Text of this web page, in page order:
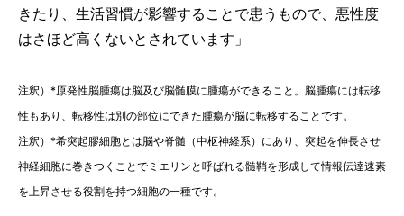
きたり、生活習慣が影響することで患うもので、悪性度
はさほど高くないとされています」
注釈）*原発性脳腫瘍は脳及び脳髄膜に腫瘍ができること。脳腫瘍には転移
性もあり、転移性は別の部位にできた腫瘍が脳に転移することです。
注釈）*希突起膠細胞とは脳や脊髄（中枢神経系）にあり、突起を伸長させ
神経細胞に巻きつくことでミエリンと呼ばれる髄鞘を形成して情報伝達速素
を上昇させる役割を持つ細胞の一種です。